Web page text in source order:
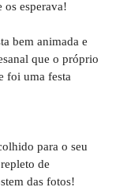
esperava!
bem animada e
que o próprio
foi uma festa
para o seu
de
das fotos!